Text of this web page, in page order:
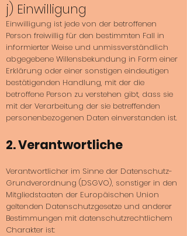
j) Einwilligung
Einwilligung ist jede von der betroffenen
Person freiwillig für den bestimmten Fall in
informierter Weise und unmissverständlich
abgegebene Willensbekundung in Form einer
Erklärung oder einer sonstigen eindeutigen
bestätigenden Handlung, mit der die
betroffene Person zu verstehen gibt, dass sie
mit der Verarbeitung der sie betreffenden
personenbezogenen Daten einverstanden ist.
2. Verantwortliche
Verantwortlicher im Sinne der Datenschutz-
Grundverordnung (DSGVO), sonstiger in den
Mitgliedstaaten der Europäischen Union
geltenden Datenschutzgesetze und anderer
Bestimmungen mit datenschutzrechtlichem
Charakter ist: